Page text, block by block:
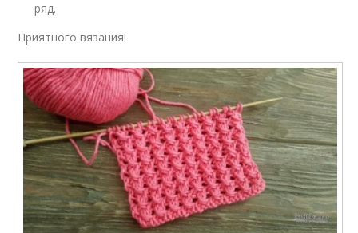
ряд.
Приятного вязания!